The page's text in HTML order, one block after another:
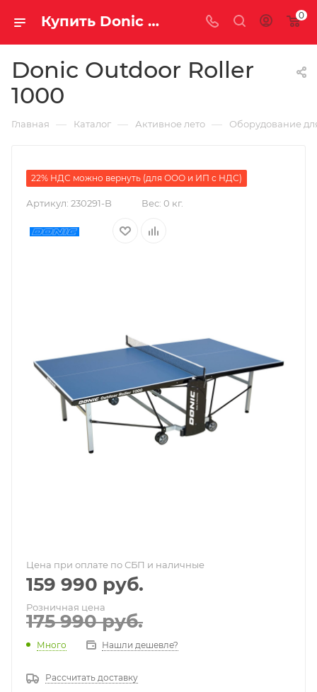
Купить Donic Outdoor Roller 1000 за рублей, а со скидкой 159 990 руб. 0
Donic Outdoor Roller
1000
Главная — Каталог — Активное лето — Оборудование
22% НДС можно вернуть (для ООО и ИП с НДС)
Артикул: 230291-B Вес: 0 кг.
Цена при оплате по СБП и наличные
159 990 руб.
Розничная цена
175 990руб.
Много Нашли дешевле?
Рассчитать доставку